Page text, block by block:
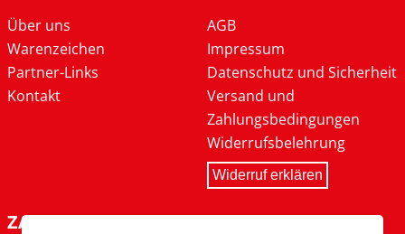
Über uns
Warenzeichen
Partner-Links
Kontakt
AGB
Impressum
Datenschutz und Sicherheit
Versand und
Zahlungsbedingungen
Widerrufsbelehrung
Widerruf erklären
ZAHLARTEN